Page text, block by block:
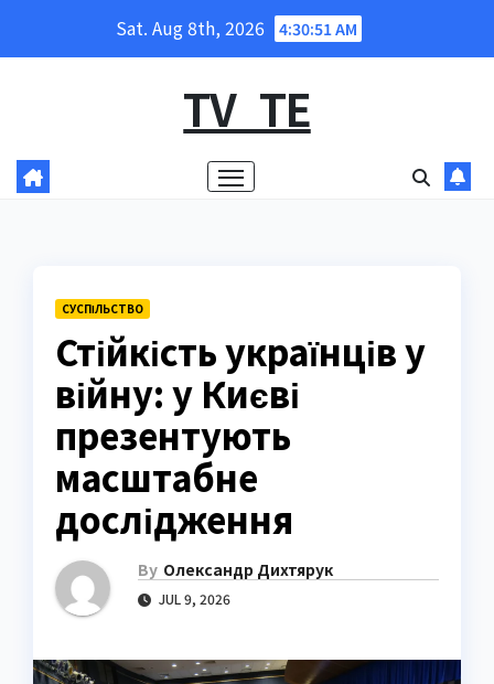
Sat. Aug 8th, 2026 4:30:52 AM
TV_TE
СУCПІЛЬСТВО
Стійкість українців у
війну: у Києві
презентують
масштабне
дослідження
By Олександр Дихтярук
JUL 9, 2026